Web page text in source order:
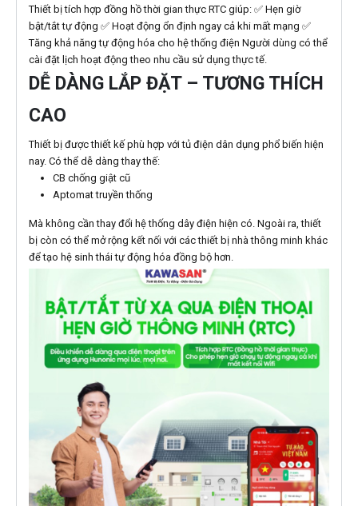
Thiết bị tích hợp đồng hồ thời gian thực RTC giúp: ✅ Hẹn giờ
bật/tắt tự động ✅ Hoạt động ổn định ngay cả khi mất mạng ✅
Tăng khả năng tự động hóa cho hệ thống điện Người dùng có thể
cài đặt lịch hoạt động theo nhu cầu sử dụng thực tế.
DỄ DÀNG LẮP ĐẶT – TƯƠNG THÍCH
CAO
Thiết bị được thiết kế phù hợp với tủ điện dân dụng phổ biến hiện
nay. Có thể dễ dàng thay thế:
CB chống giật cũ
Aptomat truyền thống
Mà không cần thay đổi hệ thống dây điện hiện có. Ngoài ra, thiết
bị còn có thể mở rộng kết nối với các thiết bị nhà thông minh khác
để tạo hệ sinh thái tự động hóa đồng bộ hơn.